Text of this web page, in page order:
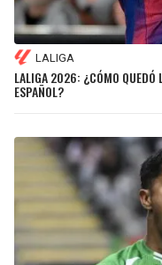
LALIGA
LALIGA 2026: ¿CÓMO QUEDÓ
ESPAÑOL?